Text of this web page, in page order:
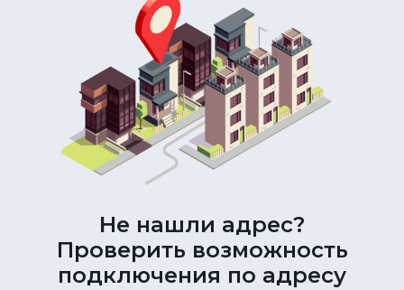
Не нашли адрес?
Проверить возможность
подключения по адресу